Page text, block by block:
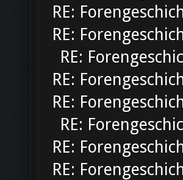
RE:
RE:
RE:
RE:
RE:
RE:
RE:
RE: